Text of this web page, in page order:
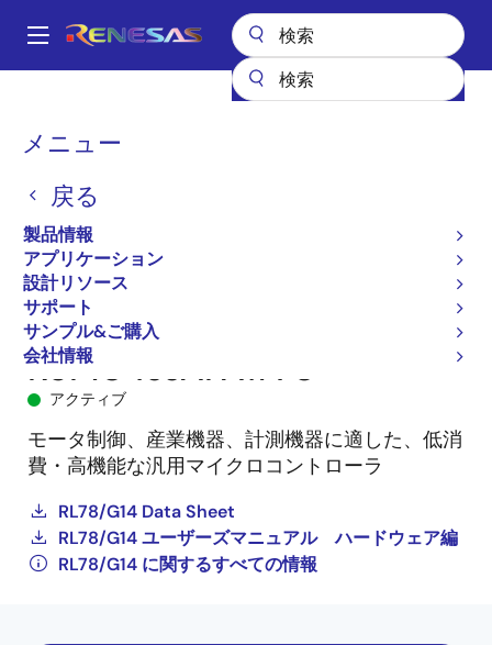
ン
Main
メニュー
戻る
製品情報
アプリケーション
設計リソース
サポート
サンプル&ご購入
会社情報
パ
く
ず
マイクロコントローラとマイクロプロセッサ
R5F104JJAFA#70
アクティブ
モータ制御、産業機器、計測機器に適した、低消
費・高機能な汎用マイクロコントローラ
RL78/G14 Data Sheet
RL78/G14 ユーザーズマニュアル ハードウェア編
RL78/G14 に関するすべての情報